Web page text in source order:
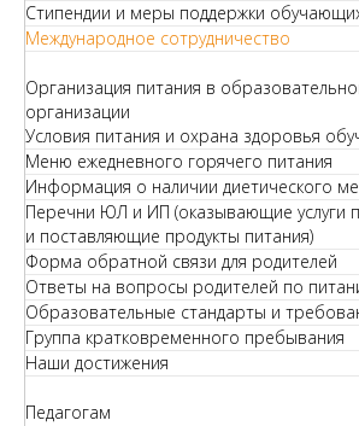
Стипендии и меры поддержки
Международное сотрудничество
Организация питания в
организации
Условия питания и охрана здоровья
Меню ежедневного горячего питания
Информация о наличии диетического
Перечни ЮЛ и ИП (оказывающие услуги
и поставляющие продукты питания)
Форма обратной связи для родителей
Ответы на вопросы родителей по
Образовательные стандарты и
Группа кратковременного пребывания
Наши достижения
Педагогам